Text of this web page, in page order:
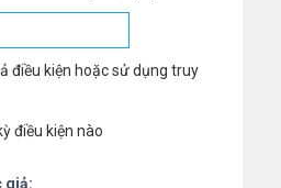
điều kiện hoặc sử dụng truy
điều kiện nào
giả: